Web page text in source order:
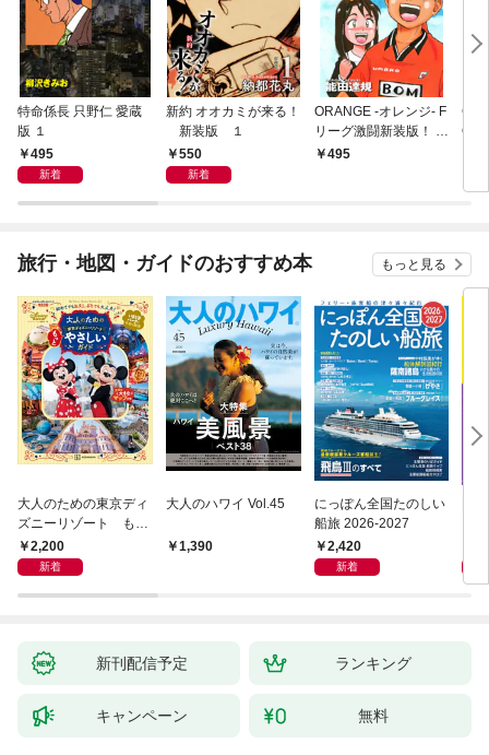
特命係長 只野仁 愛蔵
版 １
495
新着
新約 オオカミが来る！
新装版 １
550
新着
ORANGE -オレンジ- F
リーグ激闘新装版！ 第
１巻495
旅行・地図・ガイドのおすすめ本 もっと見る
大人のための東京ディ
ズニーリゾート もっ
とやさしいガイド
2,200
新着
大人のハワイ Vol.45
1,390
にっぽん全国たのしい
船旅 2026-2027
2,420
新着
新刊配信予定 ランキング
キャンペーン 無料